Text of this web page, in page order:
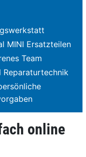
MINI Ersatzteilen
Team
Reparaturtechnik
online